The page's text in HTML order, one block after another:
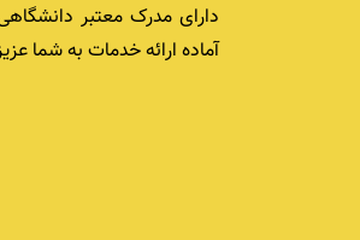
دارای مدرک معتبر
آماده ارائه خدمات به شما